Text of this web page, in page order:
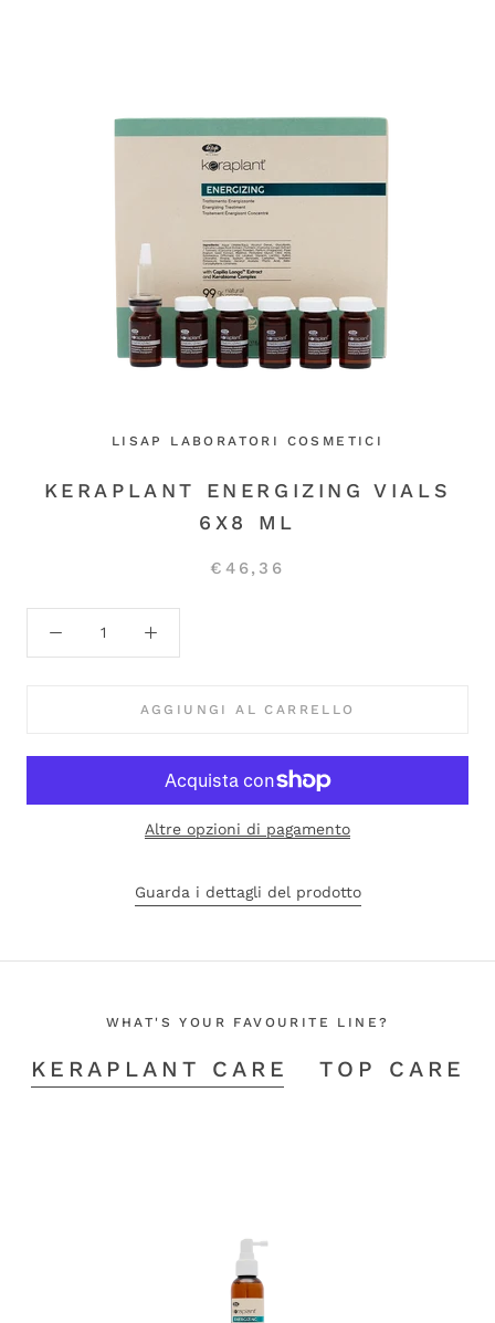
LISAP LABORATORI COSMETICI
KERAPLANT ENERGIZING VIALS
6X8 ML
€46,36
AGGIUNGI AL CARRELLO
Altre opzioni di pagamento
Guarda i dettagli del prodotto
WHAT'S YOUR FAVOURITE LINE?
KERAPLANT CARE TOP CARE